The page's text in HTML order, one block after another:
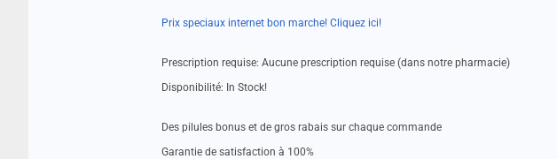
Prix speciaux internet bon marche! Cliquez ici!
Prescription requise: Aucune prescription requise (dans notre pharmacie)
Disponibilité: In Stock!
Des pilules bonus et de gros rabais sur chaque commande
Garantie de satisfaction à 100%